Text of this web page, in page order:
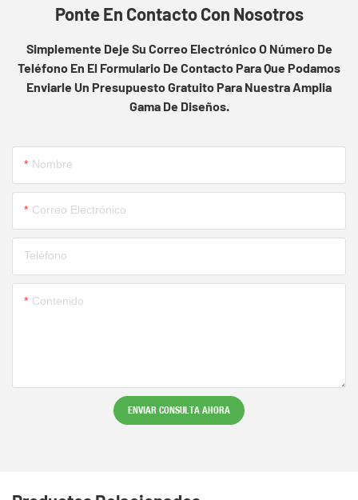
Ponte En Contacto Con Nosotros
Simplemente Deje Su Correo Electrónico O Número De
Teléfono En El Formulario De Contacto Para Que Podamos
Enviarle Un Presupuesto Gratuito Para Nuestra Amplia
Gama De Diseños.
Nombre
Correo Electrónico
Teléfono
Contenido
ENVIAR CONSULTA AHORA